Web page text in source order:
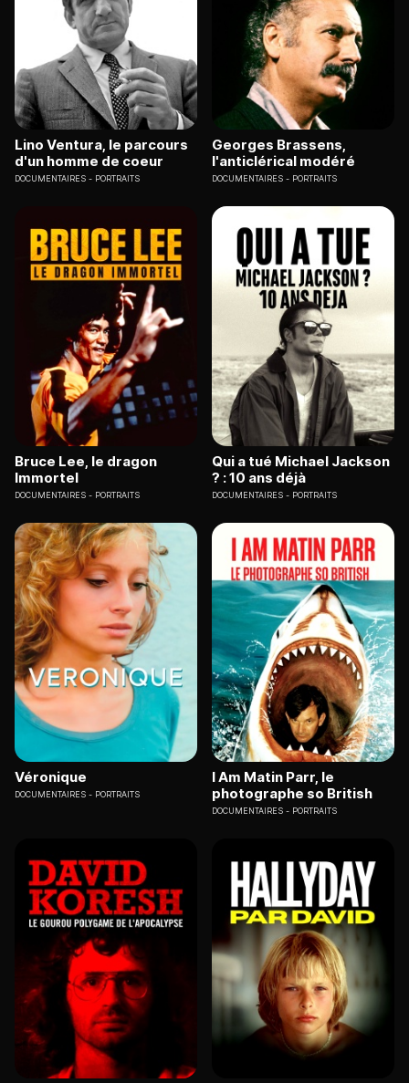
Lino Ventura, le parcours
d'un homme de coeur
DOCUMENTAIRES PORTRAITS
Georges Brassens,
l'anticlérical modéré
DOCUMENTAIRES PORTRAITS
Bruce Lee, le dragon
Immortel
DOCUMENTAIRES PORTRAITS
Qui a tué Michael Jackson
? : 10 ans déjà
DOCUMENTAIRES PORTRAITS
Véronique
DOCUMENTAIRES PORTRAITS
I Am Matin Parr, le
photographe so British
DOCUMENTAIRES PORTRAITS